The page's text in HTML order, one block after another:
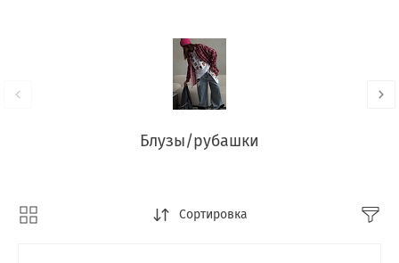
Блузы/рубашки
Сортировка